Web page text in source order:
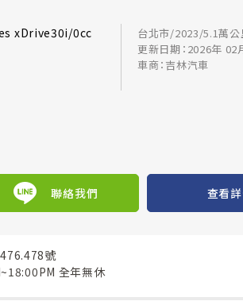
xDrive30i/0cc
台北市/2023/5.1萬公
更新日期：2026年 02
車商：吉林汽車
聯絡我們 查看
號
全年無休